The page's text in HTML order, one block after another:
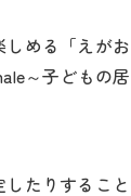
める「えがお
～子どもの居
たりすること